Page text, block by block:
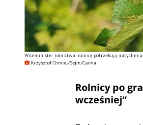
Wiceminister rolnictwa: rolnicy potrzebują
Krzysztof Chmiel/Sejm/Canva
Rolnicy po
wcześniej”